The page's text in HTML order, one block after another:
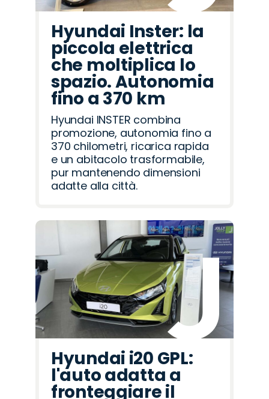
Hyundai Inster: la
piccola elettrica
che moltiplica lo
spazio. Autonomia
fino a 370 km
Hyundai INSTER combina
promozione, autonomia fino a
370 chilometri, ricarica rapida
e un abitacolo trasformabile,
pur mantenendo dimensioni
adatte alla città.
Hyundai i20 GPL:
l'auto adatta a
fronteggiare il